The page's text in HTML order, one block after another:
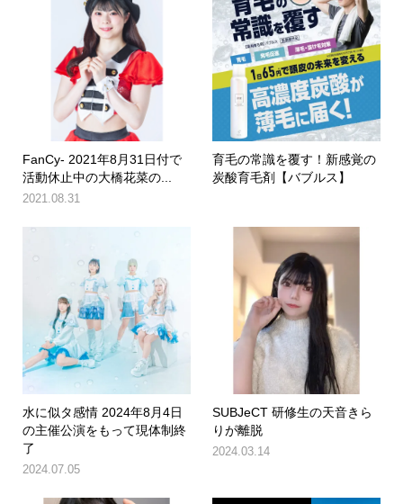
FanCy- 2021年8月31日付で
活動休止中の大橋花菜の...
2021.08.31
育毛の常識を覆す！新感覚の
炭酸育毛剤【バブルス】
水に似タ感情 2024年8月4日
の主催公演をもって現体制終
了
2024.07.05
SUBJeCT 研修生の天音きら
りが離脱
2024.03.14